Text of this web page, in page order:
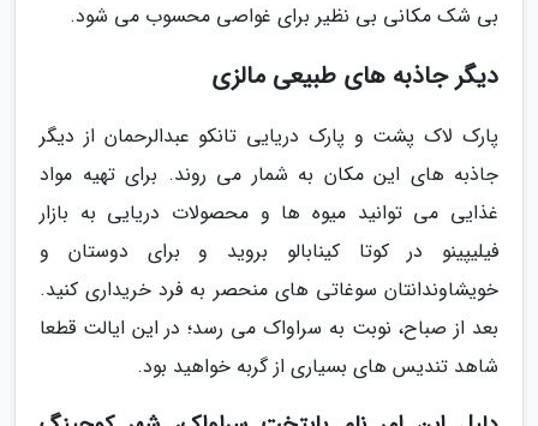
بی شک مکانی بی نظیر برای غواصی محسوب می شود.
دیگر جاذبه های طبیعی مالزی
پارک لاک پشت و پارک دریایی تانکو عبدالرحمان از دیگر
جاذبه های این مکان به شمار می روند. برای تهیه مواد
غذایی می توانید میوه ها و محصولات دریایی به بازار
فیلیپینو در کوتا کینابالو بروید و برای دوستان و
خویشاوندانتان سوغاتی های منحصر به فرد خریداری کنید.
بعد از صباح، نوبت به سراواک می رسد؛ در این ایالت قطعا
شاهد تندیس های بسیاری از گربه خواهید بود.